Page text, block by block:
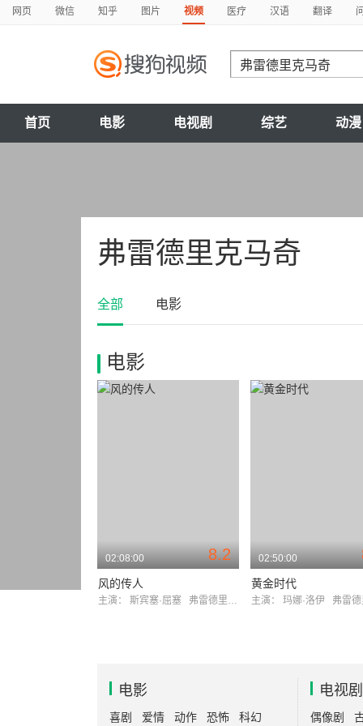
网页 微信 知乎 图片 视频 医疗 汉语 翻译
首页 电影 电视剧 综艺 动漫
弗雷德里克马奇
全部 电影
电影
8.2
02:08:00
风的传人
主演： 斯宾塞·屈塞 弗雷德里克·马奇
02:50:00
黄金时代
主演： 玛娜·洛伊 弗雷德里
电影
喜剧 爱情 动作 恐怖 科幻
电视剧
偶像剧